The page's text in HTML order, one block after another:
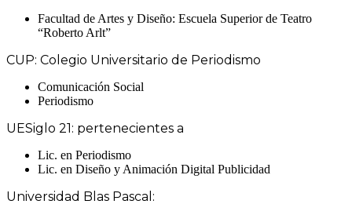
Facultad de Artes y Diseño: Escuela Superior de Teatro
“Roberto Arlt”
CUP: Colegio Universitario de Periodismo
Comunicación Social
Periodismo
UESiglo 21: pertenecientes a
Lic. en Periodismo
Lic. en Diseño y Animación Digital Publicidad
Universidad Blas Pascal: